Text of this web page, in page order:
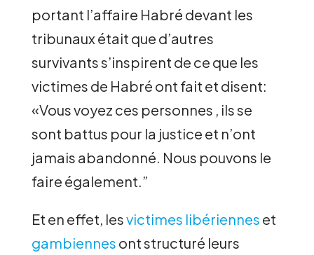
portant l’affaire Habré devant les
tribunaux était que d’autres
survivants s’inspirent de ce que les
victimes de Habré ont fait et disent:
«Vous voyez ces personnes , ils se
sont battus pour la justice et n’ont
jamais abandonné. Nous pouvons le
faire également.”
Et en effet, lesvictimes libériennes et
gambiennes ont structuré leurs